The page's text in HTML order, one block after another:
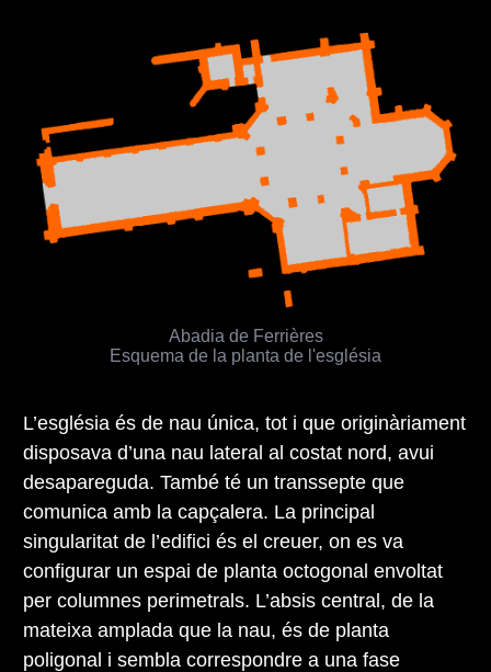
Abadia de Ferrières
Esquema de la planta de l'església
L’església és de nau única, tot i que originàriament
disposava d’una nau lateral al costat nord, avui
desapareguda. També té un transsepte que
comunica amb la capçalera. La principal
singularitat de l’edifici és el creuer, on es va
configurar un espai de planta octogonal envoltat
per columnes perimetrals. L’absis central, de la
mateixa amplada que la nau, és de planta
poligonal i sembla correspondre a una fase